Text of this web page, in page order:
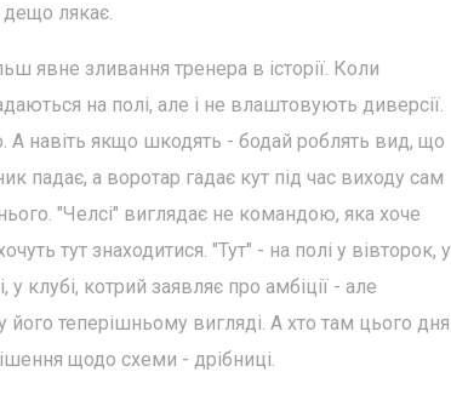
дещо лякає.
явне зливання тренера в історії. Коли
на полі, але і не влаштовують диверсії.
навіть якщо шкодять - бодай роблять вид, що
падає, а воротар гадає кут під час виходу сам
"Челсі" виглядає не командою, яка хоче
тут знаходитися. "Тут" - на полі у вівторок, у
клубі, котрий заявляє про амбіції - але
його теперішньому вигляді. А хто там цього дня
щодо схеми - дрібниці.